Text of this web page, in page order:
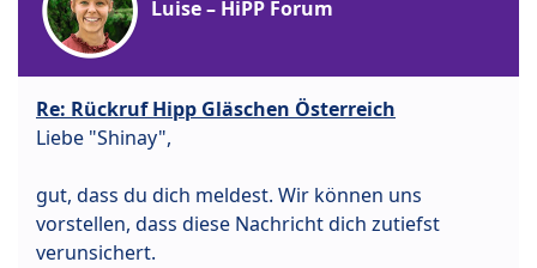
Luise – HiPP Forum
Re: Rückruf Hipp Gläschen Österreich
Liebe "Shinay",
gut, dass du dich meldest. Wir können uns
vorstellen, dass diese Nachricht dich zutiefst
verunsichert.